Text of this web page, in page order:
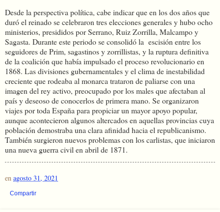
Desde la perspectiva política, cabe indicar que en los dos años que
duró el reinado se celebraron tres elecciones generales y hubo ocho
ministerios, presididos por Serrano, Ruiz Zorrilla, Malcampo y
Sagasta. Durante este periodo se consolidó la escisión entre los
seguidores de Prim, sagastinos y zorrillistas, y la ruptura definitiva
de la coalición que había impulsado el proceso revolucionario en
1868. Las divisiones gubernamentales y el clima de inestabilidad
creciente que rodeaba al monarca trataron de paliarse con una
imagen del rey activo, preocupado por los males que afectaban al
país y deseoso de conocerlos de primera mano. Se organizaron
viajes por toda España para propiciar un mayor apoyo popular,
aunque acontecieron algunos altercados en aquellas provincias cuya
población demostraba una clara afinidad hacia el republicanismo.
También surgieron nuevos problemas con los carlistas, que iniciaron
una nueva guerra civil en abril de 1871.
en agosto 31, 2021
Compartir